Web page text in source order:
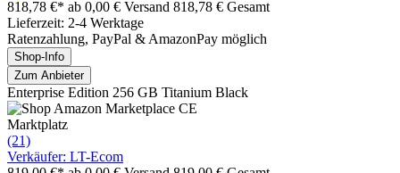
818,78 €* ab 0,00 € Versand 818,78 € Gesamt
Lieferzeit: 2-4 Werktage
Ratenzahlung, PayPal & AmazonPay möglich
Shop-Info
Zum Anbieter
Enterprise Edition 256 GB Titanium Black
Marktplatz
(21)
Verkäufer: LT-Ecom